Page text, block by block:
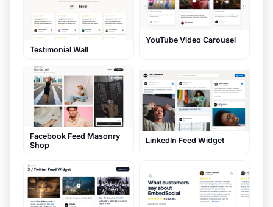
Testimonial Wall
YouTube Video Carousel
Facebook Feed Masonry
Shop
LinkedIn Feed Widget